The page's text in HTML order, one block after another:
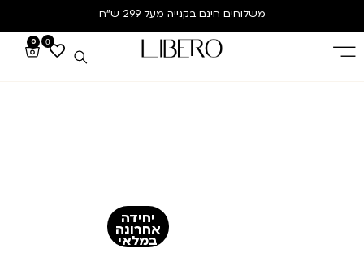
משלוחים חינם בקנייה מעל 299 ש”ח
0
0
יחידה
אחרונה
במלאי